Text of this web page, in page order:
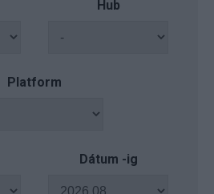
Hub
Platform
Dátum -ig